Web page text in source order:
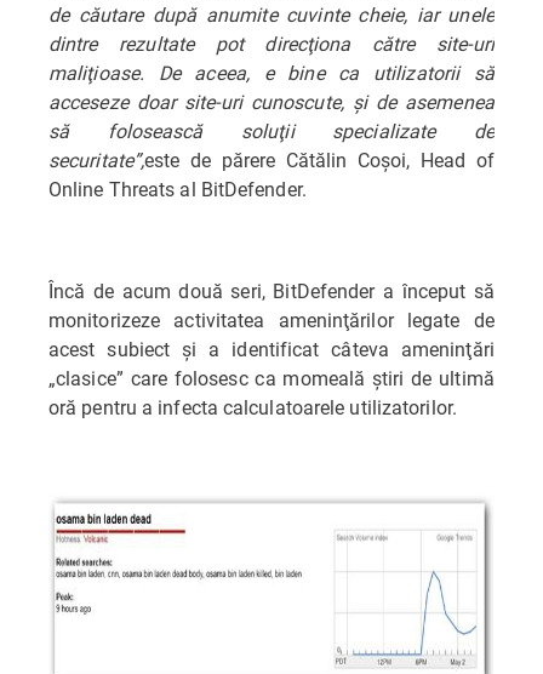
de căutare după anumite cuvinte cheie, iar unele
dintre rezultate pot direcţiona către site-uri
maliţioase. De aceea, e bine ca utilizatorii să
acceseze doar site-uri cunoscute, şi de asemenea
să folosească soluţii specializate de
securitate”,este de părere Cătălin Coşoi, Head of
Online Threats al BitDefender.
Încă de acum două seri, BitDefender a început să
monitorizeze activitatea ameninţărilor legate de
acest subiect şi a identificat câteva ameninţări
„clasice” care folosesc ca momeală ştiri de ultimă
oră pentru a infecta calculatoarele utilizatorilor.